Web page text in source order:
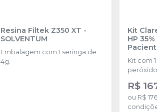
Resina Filtek Z350 XT -
SOLVENTUM
Embalagem com 1 seringa de
4g.
Kit
HP
Kit com
de
2g de
R$
ou R$